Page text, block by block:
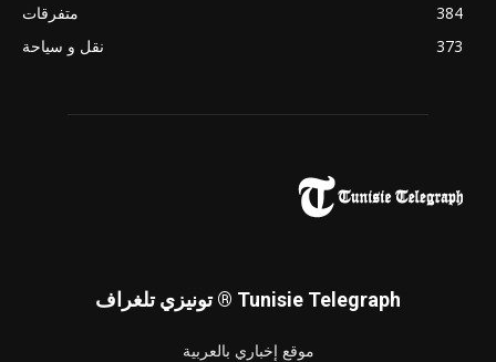
متفرقات
384
نقل و سياحة
373
تونيزي تلغراف ® Tunisie Telegraph
موقع إخباري بالعربية